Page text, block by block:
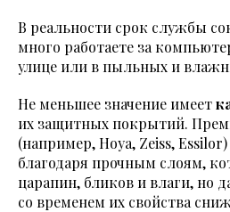
В реальности срок службы
много работаете за
улице или в пыльных и
Не меньшее значение имеет
их защитных покрытий.
(например, Hoya, Zeiss,
благодаря прочным слоям,
царапин, бликов и влаги, но
со временем их свойства